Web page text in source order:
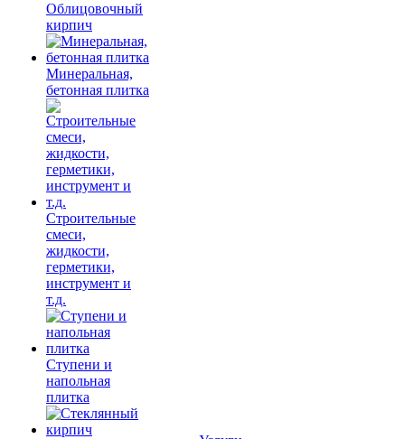
Облицовочный
кирпич
Минеральная,
бетонная плитка
Строительные
смеси,
жидкости,
герметики,
инструмент и
т.д.
Ступени и
напольная
плитка